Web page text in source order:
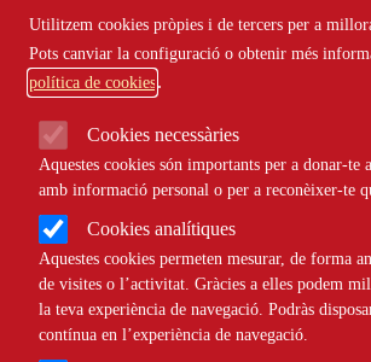
Utilitzem cookies pròpies i de tercers per a
Pots canviar la configuració o obtenir més
política de cookies
Cookies necessàries
Aquestes cookies són importants per a donar-te
amb informació personal o per a reconèixer-te
Cookies analítiques
Aquestes cookies permeten mesurar, de forma
de visites o l’activitat. Gràcies a elles podem
la teva experiència de navegació. Podràs
contínua en l’experiència de navegació.
MÉS QUE UNA ONADA DE